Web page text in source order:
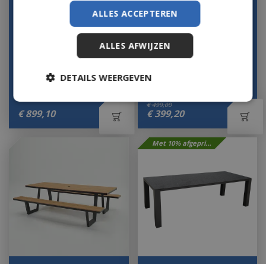
280x178xH75
€ 899,10
Let op: bijna uitverkocht!
Tuintafel Rotonda 150
cm kruispoot
€ 499,00
€ 399,20
Let op: bijna uitverkocht!
Met 10% afgeprijsd
ALLES ACCEPTEREN
ALLES AFWIJZEN
DETAILS WEERGEVEN